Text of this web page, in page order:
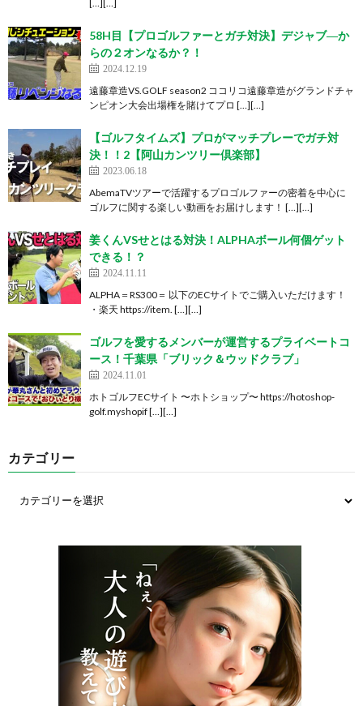
58H目【プロゴルファーとガチ対決】デジャブ―か
らの２オンなるか？！
2024.12.19
遠藤章造VS.GOLF season2 ココリコ遠藤章造がグランドチャ
ンピオン大会出場権を賭けてプロ […][…]
【ゴルフタイムズ】プロがマッチプレーでガチ対
決！！2【阿山カンツリー倶楽部】
2023.06.18
AbemaTVツアーで活躍するプロゴルファーの密着を中心に
ゴルフに関する楽しい動画をお届けします！ […][…]
姜くんVSせとはる対決！ALPHAボール何個ゲット
できる！？
2024.11.11
ALPHA＝RS300＝ 以下のECサイトでご購入いただけます！
・楽天 https://item. […][…]
ゴルフを愛するメンバーが運営するプライベートコ
ース！千葉県「ブリック＆ウッドクラブ」
2024.11.01
ホトゴルフECサイト 〜ホトショップ〜 https://hotoshop-
golf.myshopif […][…]
カテゴリー